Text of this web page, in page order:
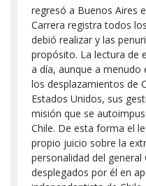
regresó a Buenos Aires
Carrera registra todos
debió realizar y las
propósito. La lectura de
a día, aunque a menudo
los desplazamientos de
Estados Unidos, sus
misión que se
Chile. De esta forma el
propio juicio sobre la
personalidad del
desplegados por él en